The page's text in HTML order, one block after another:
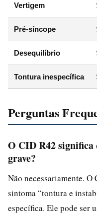
Vertigem
Pré-síncope
Desequilíbrio
Tontura inespecífica
Perguntas
O CID R42 significa
grave?
Não necessariamente.
sintoma “tontura e
específica. Ele pode ser